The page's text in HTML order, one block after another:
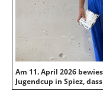
Am 11. April 2026
Jugendcup in Spiez,